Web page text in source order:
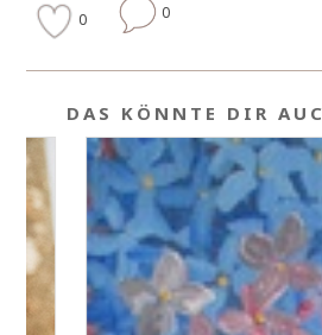
0 0
DAS KÖNNTE DIR